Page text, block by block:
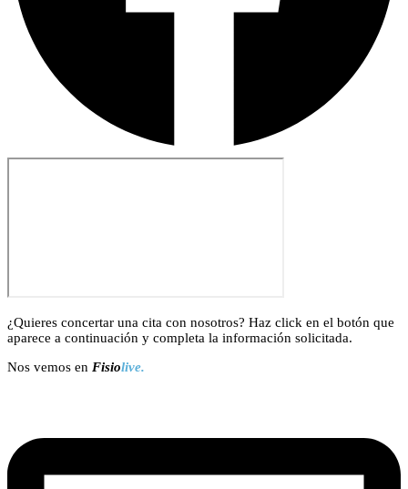
¿Quieres concertar una cita con nosotros? Haz click en el botón que
aparece a continuación y completa la información solicitada.
Nos vemos en Fisiolive.